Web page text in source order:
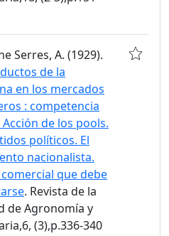
Serres, A. (1929).
de la
en los mercados
: competencia
de los pools.
políticos. El
nacionalista.
que debe
. Revista de la
de Agronomía y
(3),p.336-340